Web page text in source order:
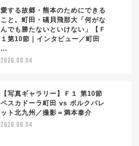
愛する故郷・熊本のためにできる
こと。町田・礒貝飛那大「何がな
んでも勝たないといけない」【Ｆ
１第10節｜インタビュー／町田
…
2026.08.04
【写真ギャラリー】Ｆ１ 第10節
ペスカドーラ町田 vs ボルクバレ
ット北九州／撮影＝満本泰介
2026.08.04